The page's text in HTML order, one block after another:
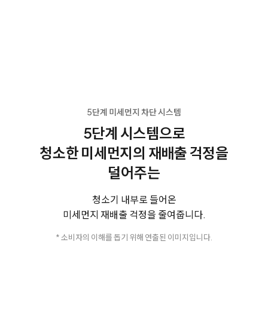
5단계 미세먼지 차단 시스템
5단계 시스템으로
청소한 미세먼지의 재배출 걱정을
덜어주는
청소기 내부로 들어온
미세먼지 재배출 걱정을 줄여줍니다.
* 소비자의 이해를 돕기 위해 연출된 이미지입니다.